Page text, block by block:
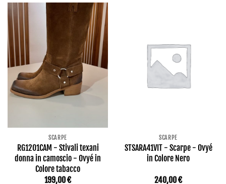
SCARPE
RG1201CAM - Stivali texani
donna in camoscio - Ovyé in
Colore tabacco
199,00€
SCARPE
STSARA41VIT - Scarpe - Ovyé
in Colore Nero
240,00€